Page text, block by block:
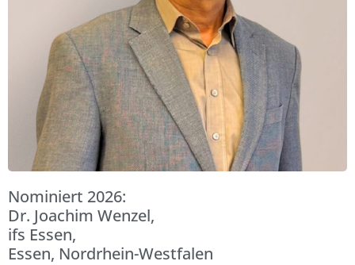
Nominiert 2026:
Dr. Joachim Wenzel,
ifs Essen,
Essen, Nordrhein-Westfalen